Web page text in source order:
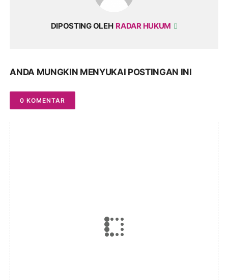
DIPOSTING OLEH RADAR HUKUM
ANDA MUNGKIN MENYUKAI POSTINGAN INI
0 KOMENTAR